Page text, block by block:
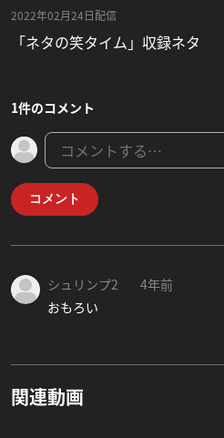
2022年02月24日配信
「ネタの笑タイム」収録ネタ
1件のコメント
コメント
シュリンプ2
4年前
おもろい
関連動画